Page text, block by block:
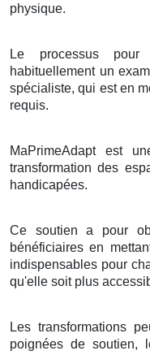
physique.
Le processus
habituellement un
spécialiste, qui est en
requis.
MaPrimeAdapt est
transformation des
handicapées.
Ce soutien a pour
bénéficiaires en
indispensables pour
qu'elle soit plus
Les transformations
poignées de soutien,